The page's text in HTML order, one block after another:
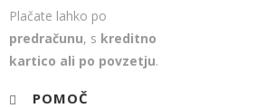
Plačate lahko po
predračunu, s kreditno
kartico ali po povzetju.
POMOČ